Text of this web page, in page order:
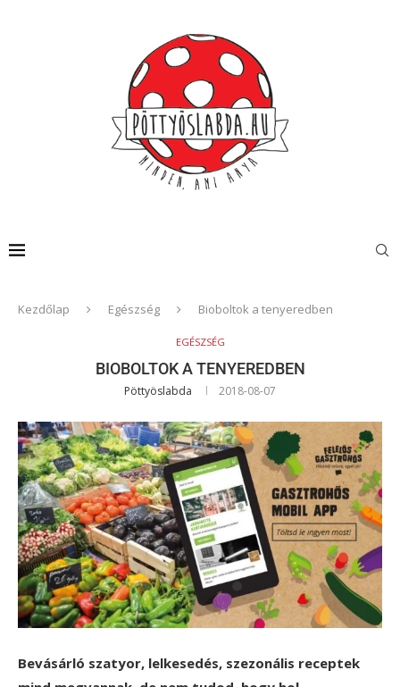
Kezdőlap Egészség Bioboltok a tenyeredben
EGÉSZSÉG
BIOBOLTOK A TENYEREDBEN
Pöttyöslabda 2018-08-07
Bevásárló szatyor, lelkesedés, szezonális receptek